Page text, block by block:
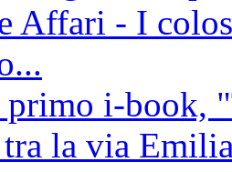
Affari - I
primo i-book,
la via